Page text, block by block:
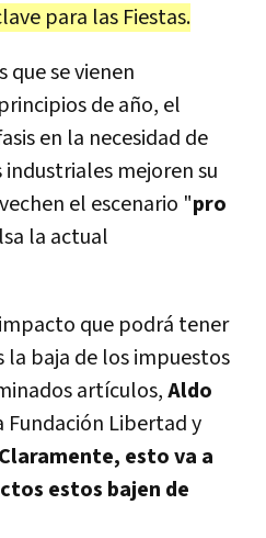
para las Fiestas.
que se vienen
de año, el
en la necesidad de
mejoren su
el escenario "pro
la actual
que podrá tener
la baja de los impuestos
artículos,Aldo
Fundación Libertad y
esto va a
estos bajen de